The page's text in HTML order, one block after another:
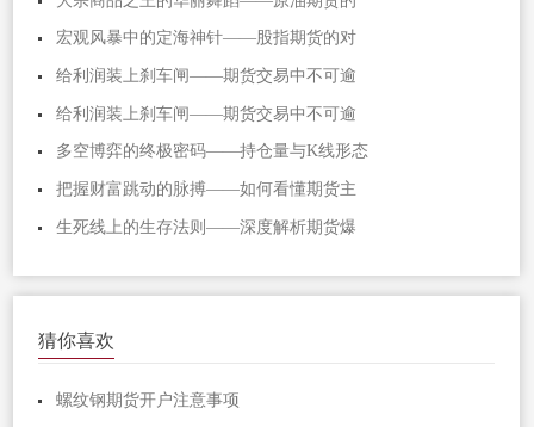
宏观风暴中的定海神针——股指期货的对
给利润装上刹车闸——期货交易中不可逾
给利润装上刹车闸——期货交易中不可逾
多空博弈的终极密码——持仓量与K线形态
把握财富跳动的脉搏——如何看懂期货主
生死线上的生存法则——深度解析期货爆
猜你喜欢
螺纹钢期货开户注意事项